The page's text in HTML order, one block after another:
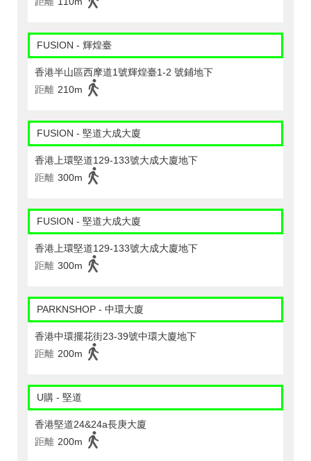
FUSION - 輝煌臺
香港半山區西摩道1號輝煌臺1-2 號鋪地下
距離 210m
FUSION - 堅道大成大廈
香港上環堅道129-133號大成大廈地下
距離 300m
FUSION - 堅道大成大廈
香港上環堅道129-133號大成大廈地下
距離 300m
PARKNSHOP - 中環大廈
香港中環擺花街23-39號中環大廈地下
距離 200m
U購 - 堅道
香港堅道24&24a長庚大廈
距離 200m